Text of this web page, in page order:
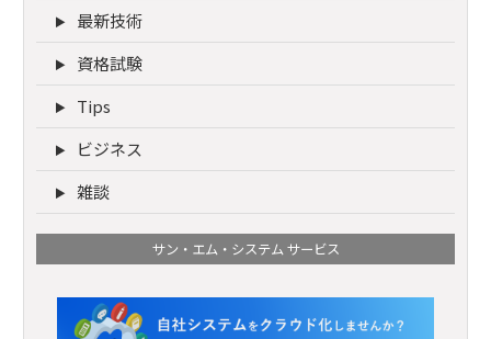
最新技術
資格試験
Tips
ビジネス
雑談
サン・エム・システム サービス